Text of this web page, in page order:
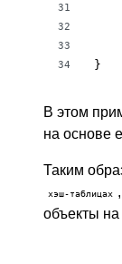
31
32
33
34
}
В этом
на основе
Таким
хэш-таблицах
объекты на